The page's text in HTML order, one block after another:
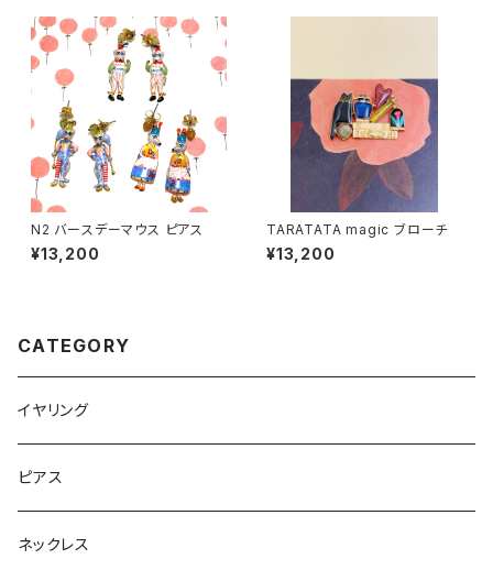
N2 バースデーマウス ピアス
¥13,200
TARATATA magic ブローチ
¥13,200
CATEGORY
イヤリング
ピアス
ネックレス